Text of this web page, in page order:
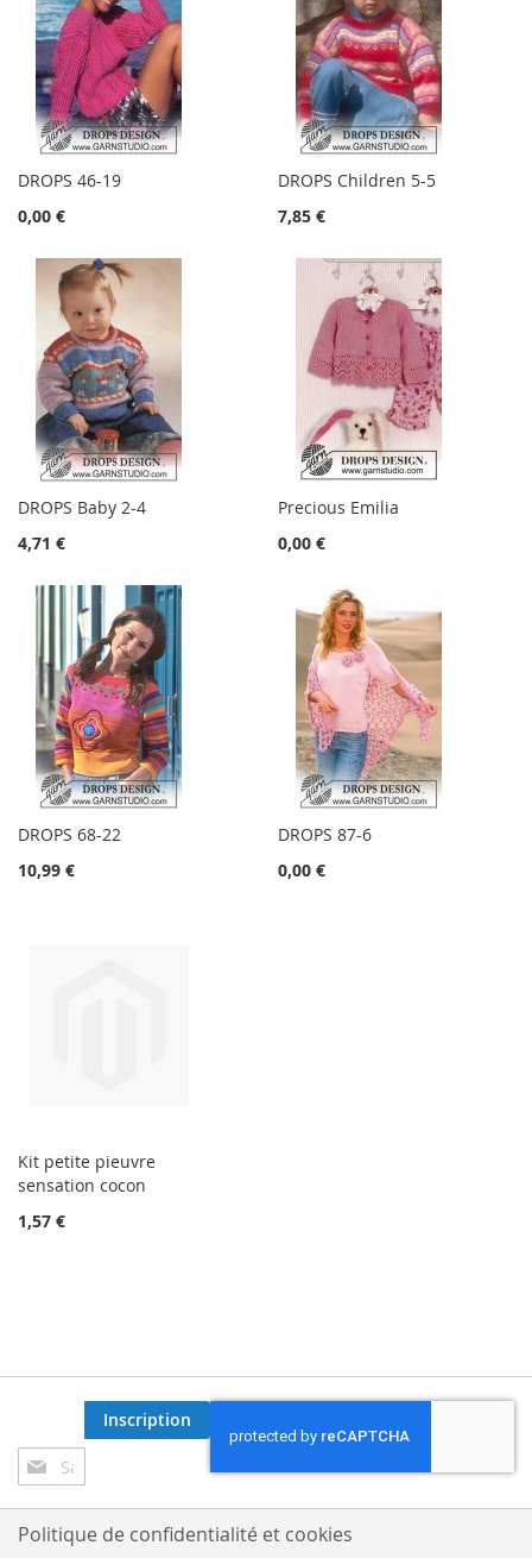
DROPS 46-19
0,00 €
DROPS Children 5-5
7,85 €
DROPS Baby 2-4
4,71 €
Precious Emilia
0,00 €
DROPS 68-22
10,99 €
DROPS 87-6
0,00 €
Kit petite pieuvre
sensation cocon
1,57 €
Inscription
à
notre
lettre
d’information
Inscription
Politique de confidentialité et cookies